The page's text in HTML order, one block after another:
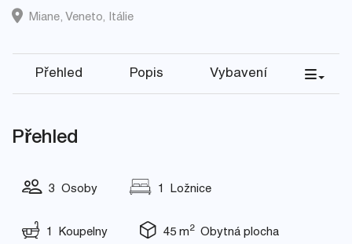
Miane, Veneto, Itálie
Přehled Popis Vybavení
Přehled
3 Osoby 1 Ložnice
1 Koupelny 45 m2Obytná plocha